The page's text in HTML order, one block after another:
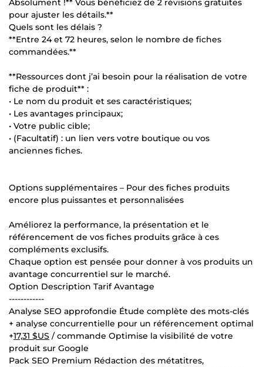
Absolument !** Vous bénéficiez de 2 révisions gratuites
pour ajuster les détails.**
Quels sont les délais ?
**Entre 24 et 72 heures, selon le nombre de fiches
commandées.**
**Ressources dont j’ai besoin pour la réalisation de votre
fiche de produit** :
• Le nom du produit et ses caractéristiques;
• Les avantages principaux;
• Votre public cible;
• (Facultatif) : un lien vers votre boutique ou vos
anciennes fiches.
Options supplémentaires – Pour des fiches produits
encore plus puissantes et personnalisées
Améliorez la performance, la présentation et le
référencement de vos fiches produits grâce à ces
compléments exclusifs.
Chaque option est pensée pour donner à vos produits un
avantage concurrentiel sur le marché.
Option Description Tarif Avantage
------------
Analyse SEO approfondie Étude complète des mots-clés
+ analyse concurrentielle pour un référencement optimal
+17,31 $US / commande Optimise la visibilité de votre
produit sur Google
Pack SEO Premium Rédaction des métatitres,